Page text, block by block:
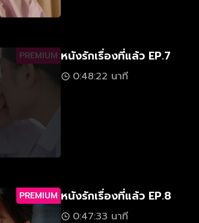
PREMIUM หนังรักเรื่องที่แล้ว EP.7
0:48:22 นาที
PREMIUM หนังรักเรื่องที่แล้ว EP.8
0:47:33 นาที